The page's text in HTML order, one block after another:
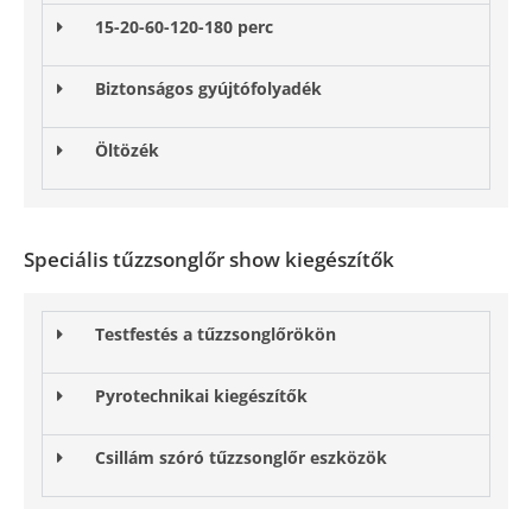
15-20-60-120-180 perc
Biztonságos gyújtófolyadék
Öltözék
Speciális tűzzsonglőr show kiegészítők
Testfestés a tűzzsonglőrökön
Pyrotechnikai kiegészítők
Csillám szóró tűzzsonglőr eszközök